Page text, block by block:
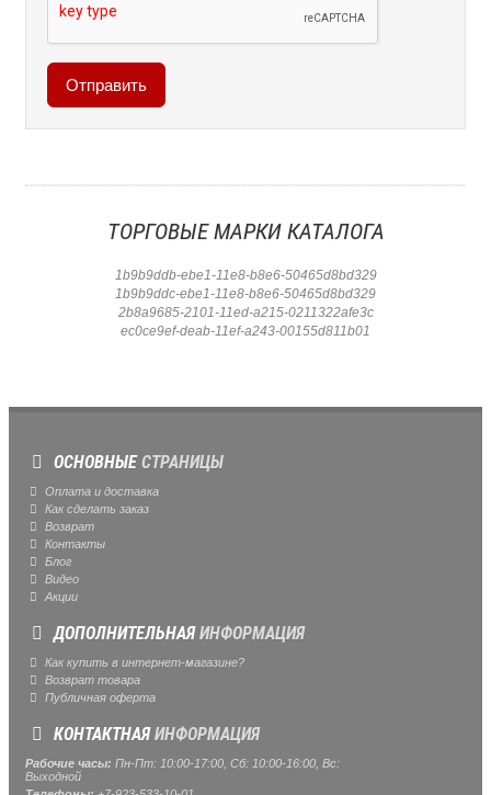
ТОРГОВЫЕ МАРКИ КАТАЛОГА
1b9b9ddb-ebe1-11e8-b8e6-50465d8bd329
1b9b9ddc-ebe1-11e8-b8e6-50465d8bd329
2b8a9685-2101-11ed-a215-0211322afe3c
ec0ce9ef-deab-11ef-a243-00155d811b01
ОСНОВНЫЕСТРАНИЦЫ
Оплата и доставка
Как сделать заказ
Возврат
Контакты
Блог
Видео
Акции
ДОПОЛНИТЕЛЬНАЯИНФОРМАЦИЯ
Как купить в интернет-магазине?
Возврат товара
Публичная оферта
КОНТАКТНАЯИНФОРМАЦИЯ
Рабочие часы: Пн-Пт: 10:00-17:00, Сб: 10:00-16:00, Вс:
Выходной